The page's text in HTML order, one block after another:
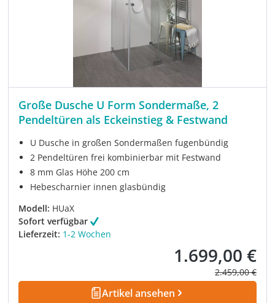
Große Dusche U Form Sondermaße, 2
Pendeltüren als Eckeinstieg & Festwand
U Dusche in großen Sondermaßen fugenbündig
2 Pendeltüren frei kombinierbar mit Festwand
8 mm Glas Höhe 200 cm
Hebescharnier innen glasbündig
Modell: HUaX
Sofort verfügbar
Lieferzeit: 1-2 Wochen
Verkaufspreis:
1.699,00 €
Regulärer
2.459,00 €
Artikel ansehen